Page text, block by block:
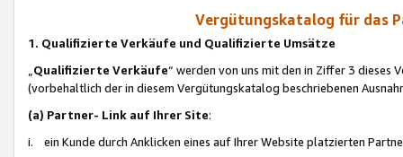
Vergütungskatalog für das
1. Qualifizierte Verkäufe und Qualifizierte Umsätze
Qualifizierte Verkäufe“ werden von uns mit den in Ziffer 3
(vorbehaltlich der in diesem Vergütungskatalog beschriebenen
(a) Partner- Link auf Ihrer Site:
i. ein Kunde durch Anklicken eines auf Ihrer Website platzierten